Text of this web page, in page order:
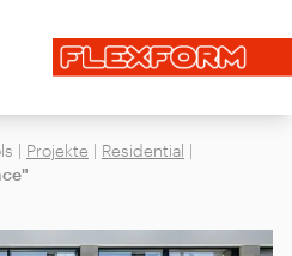
/ schließen
| Projekte | Residential |